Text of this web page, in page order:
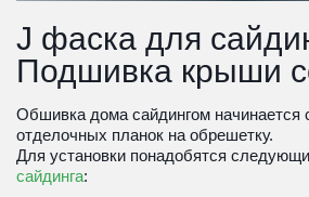
J фаска для
Подшивка крыши
Обшивка дома сайдингом начинается
отделочных планок на обрешетку.
Для установки понадобятся
сайдинга: